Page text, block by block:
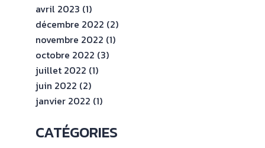
avril 2023 (1)
décembre 2022 (2)
novembre 2022 (1)
octobre 2022 (3)
juillet 2022 (1)
juin 2022 (2)
janvier 2022 (1)
CATÉGORIES